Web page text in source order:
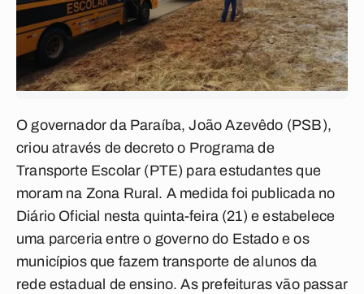
O governador da Paraíba, João Azevêdo (PSB),
criou através de decreto o Programa de
Transporte Escolar (PTE) para estudantes que
moram na Zona Rural. A medida foi publicada no
Diário Oficial nesta quinta-feira (21) e estabelece
uma parceria entre o governo do Estado e os
municípios que fazem transporte de alunos da
rede estadual de ensino. As prefeituras vão passar